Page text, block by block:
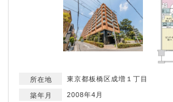
東京都板橋区成増１丁目
2008年4月